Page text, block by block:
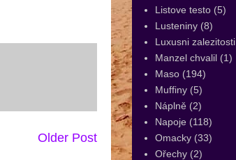
Older Post
Listove testo (5)
Lusteniny (8)
Luxusni zalezitosti
Manzel chvalil (1)
Maso (194)
Muffiny (5)
Náplně (2)
Napoje (118)
Omacky (33)
Ořechy (2)